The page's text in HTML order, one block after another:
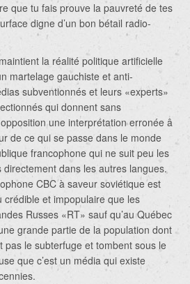
que tu fais prouve la pauvreté de tes
digne d’un bon bétail radio-
la réalité politique artificielle
martelage gauchiste et anti-
subventionnés et leurs «experts»
qui donnent sans
une interprétation erronée â
de ce qui se passe dans le monde
francophone qui ne suit peu les
dans les autres langues.
CBC à saveur soviétique est
crédible et impopulaire que les
Russes «RT» sauf qu’au Québec
grande partie de la population dont
pas le subterfuge et tombent sous le
que c’est un média qui existe